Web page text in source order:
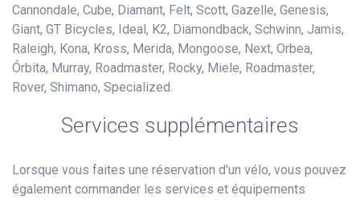
Cannondale, Cube, Diamant, Felt, Scott, Gazelle, Genesis,
Giant, GT Bicycles, Ideal, K2, Diamondback, Schwinn, Jamis,
Raleigh, Kona, Kross, Merida, Mongoose, Next, Orbea,
Órbita, Murray, Roadmaster, Rocky, Miele, Roadmaster,
Rover, Shimano, Specialized.
Services supplémentaires
Lorsque vous faites une réservation d'un vélo, vous pouvez
également commander les services et équipements